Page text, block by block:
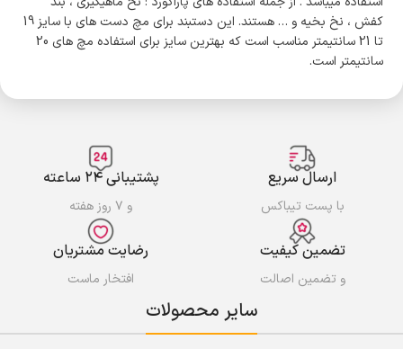
کفش ، نخ بخیه و … هستند. این دستبند برای مچ دست های با سایز 19
تا 21 سانتیمتر مناسب است که بهترین سایز برای استفاده مچ های 20
سانتیمتر است.
ارسال سریع
با پست تیباکس
پشتیبانی ۲۴ ساعته
و ۷ روز هفته
تضمین کیفیت
و تضمین اصالت
رضایت مشتریان
افتخار ماست
سایر محصولات